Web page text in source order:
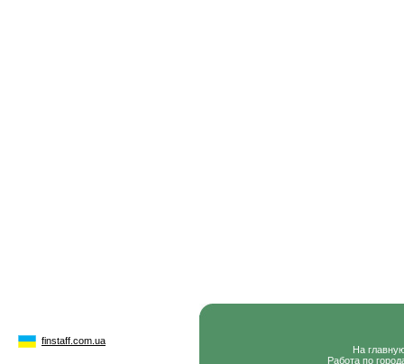
finstaff.com.ua
На
Работа по